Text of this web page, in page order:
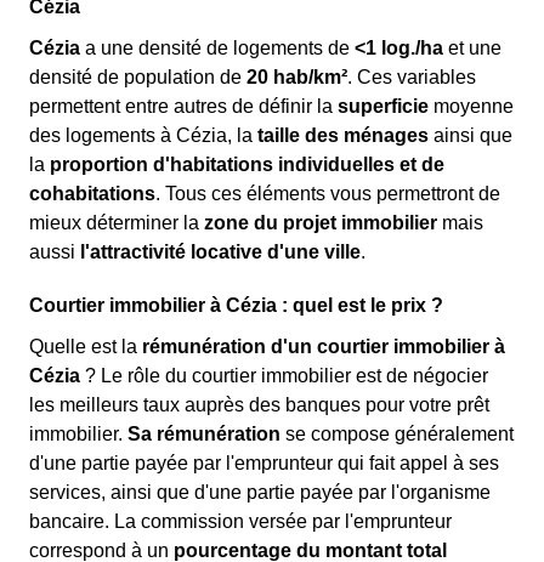
Cézia
Cézia a une densité de logements de <1 log./ha et une
densité de population de 20 hab/km². Ces variables
permettent entre autres de définir la superficie moyenne
des logements à Cézia, la taille des ménages ainsi que
la proportion d'habitations individuelles et de
cohabitations. Tous ces éléments vous permettront de
mieux déterminer la zone du projet immobilier mais
aussi l'attractivité locative d'une ville.
Courtier immobilier à Cézia : quel est le prix ?
Quelle est la rémunération d'un courtier immobilier à
Cézia ? Le rôle du courtier immobilier est de négocier
les meilleurs taux auprès des banques pour votre prêt
immobilier. Sa rémunération se compose généralement
d'une partie payée par l'emprunteur qui fait appel à ses
services, ainsi que d'une partie payée par l'organisme
bancaire. La commission versée par l'emprunteur
correspond à un pourcentage du montant total